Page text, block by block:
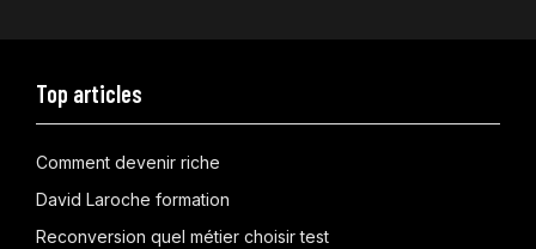
Top articles
Comment devenir riche
David Laroche formation
Reconversion quel métier choisir test